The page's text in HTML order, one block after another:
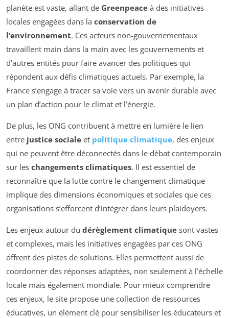
planète est vaste, allant de Greenpeace à des initiatives
locales engagées dans la conservation de
l’environnement. Ces acteurs non-gouvernementaux
travaillent main dans la main avec les gouvernements et
d’autres entités pour faire avancer des politiques qui
répondent aux défis climatiques actuels. Par exemple, la
France s’engage à tracer sa voie vers un avenir durable avec
un plan d’action pour le climat et l’énergie.
De plus, les ONG contribuent à mettre en lumière le lien
entre justice sociale et politique climatique, des enjeux
qui ne peuvent être déconnectés dans le débat contemporain
sur les changements climatiques. Il est essentiel de
reconnaître que la lutte contre le changement climatique
implique des dimensions économiques et sociales que ces
organisations s’efforcent d’intégrer dans leurs plaidoyers.
Les enjeux autour du dérèglement climatique sont vastes
et complexes, mais les initiatives engagées par ces ONG
offrent des pistes de solutions. Elles permettent aussi de
coordonner des réponses adaptées, non seulement à l’échelle
locale mais également mondiale. Pour mieux comprendre
ces enjeux, le site propose une collection de ressources
éducatives, un élément clé pour sensibiliser les éducateurs et